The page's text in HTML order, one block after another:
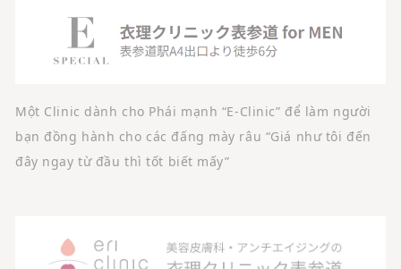
Một Clinic dành cho Phái mạnh “E-Clinic” để làm người
bạn đồng hành cho các đấng mày râu “Giá như tôi đến
đây ngay từ đầu thì tốt biết mấy”